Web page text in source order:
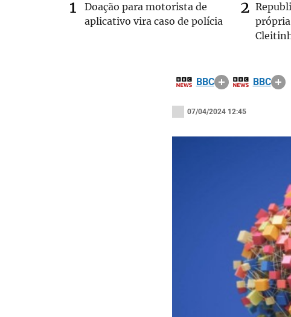
Doação para motorista de
aplicativo vira caso de polícia
BBC BBC
07/04/2024 12:45